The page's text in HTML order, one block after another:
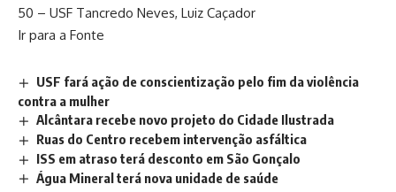
50 – USF Tancredo Neves, Luiz Caçador
Ir para a Fonte
USF fará ação de conscientização pelo fim da violência
contra a mulher
Alcântara recebe novo projeto do Cidade Ilustrada
Ruas do Centro recebem intervenção asfáltica
ISS em atraso terá desconto em São Gonçalo
Água Mineral terá nova unidade de saúde